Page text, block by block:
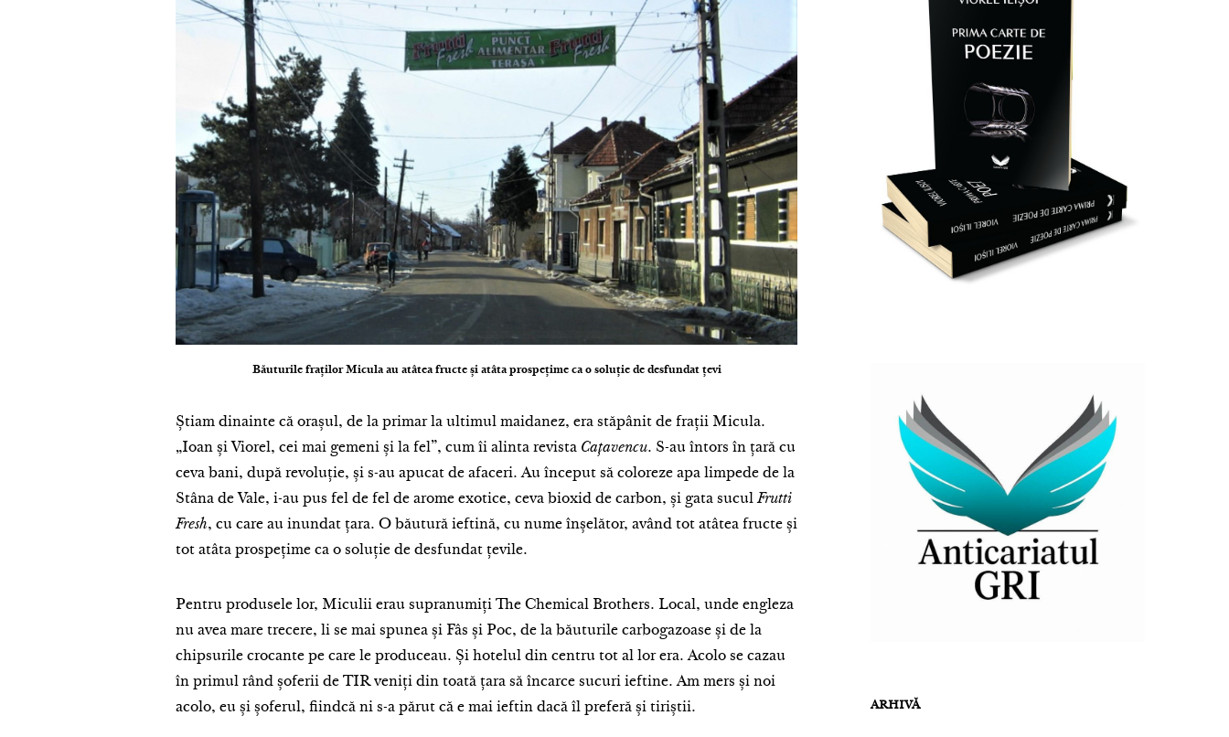
Băuturile fraților Micula au atâtea fructe și atâta prospețime ca o soluție de desfundat țevi
Știam dinainte că orașul, de la primar la ultimul maidanez, era stăpânit de frații Micula.
„Ioan și Viorel, cei mai gemeni și la fel”, cum îi alinta revista Cațavencu. S-au întors în țară cu
ceva bani, după revoluție, și s-au apucat de afaceri. Au început să coloreze apa limpede de la
Stâna de Vale, i-au pus fel de fel de arome exotice, ceva bioxid de carbon, și gata suculFrutti
Fresh, cu care au inundat țara. O băutură ieftină, cu nume înșelător, având tot atâtea fructe și
tot atâta prospețime ca o soluție de desfundat țevile.
Pentru produsele lor, Miculii erau supranumiți The Chemical Brothers. Local, unde engleza
nu avea mare trecere, li se mai spunea și Fâs și Poc, de la băuturile carbogazoase și de la
chipsurile crocante pe care le produceau. Și hotelul din centru tot al lor era. Acolo se cazau
în primul rând șoferii de TIR veniți din toată țara să încarce sucuri ieftine. Am mers și noi
acolo, eu și șoferul, fiindcă ni s-a părut că e mai ieftin dacă îl preferă și tiriștii.
ARHIVĂ